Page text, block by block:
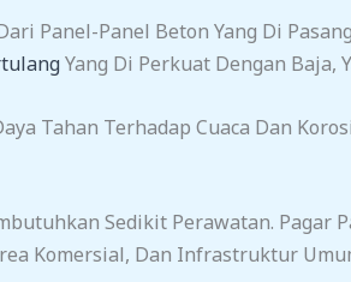
Panel-Panel Beton Yang Di
Yang Di Perkuat Dengan Baja,
Tahan Terhadap Cuaca Dan
Sedikit Perawatan. Pagar
Komersial, Dan Infrastruktur